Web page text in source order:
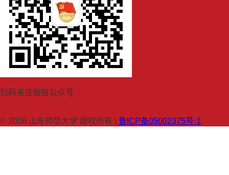
扫码关注微信公众号
© 2026 山东师范大学 版权所有 | 鲁ICP备05002375号-1